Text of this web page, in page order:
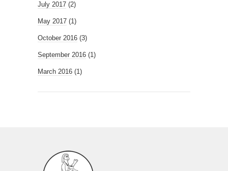
July 2017 (2)
May 2017 (1)
October 2016 (3)
September 2016 (1)
March 2016 (1)